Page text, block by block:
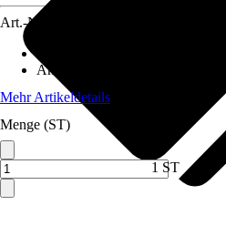
Art.-Nr.
Anwendung
Mehr Artikeldetails
Menge (ST)
1 ST